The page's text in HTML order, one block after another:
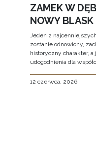
ZAMEK W
NOWY BLASK
Jeden z
zostanie odnowiony,
historyczny charakter,
udogodnienia dla
12 czerwca, 2026